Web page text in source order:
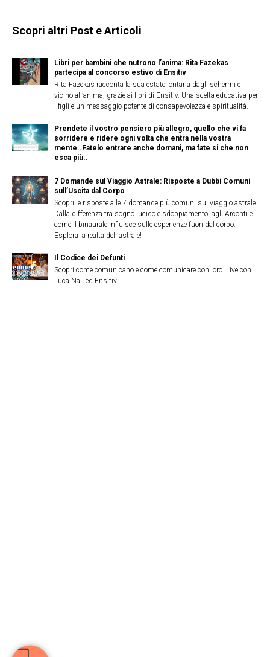
Scopri altri Post e Articoli
Libri per bambini che nutrono l’anima: Rita Fazekas
partecipa al concorso estivo di Ensitiv
Rita Fazekas racconta la sua estate lontana dagli schermi e
vicino all’anima, grazie ai libri di Ensitiv. Una scelta educativa per
i figli e un messaggio potente di consapevolezza e spiritualità.
Prendete il vostro pensiero più allegro, quello che vi fa
sorridere e ridere ogni volta che entra nella vostra
mente..Fatelo entrare anche domani, ma fate si che non
esca più..
7 Domande sul Viaggio Astrale: Risposte a Dubbi Comuni
sull’Uscita dal Corpo
Scopri le risposte alle 7 domande più comuni sul viaggio astrale.
Dalla differenza tra sogno lucido e sdoppiamento, agli Arconti e
come il binaurale influisce sulle esperienze fuori dal corpo.
Esplora la realtà dell'astrale!
Il Codice dei Defunti
Scopri come comunicano e come comunicare con loro. Live con
Luca Nali ed Ensitiv